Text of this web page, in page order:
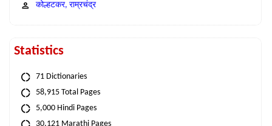
कोल्हटकर, राम्रचंद्र
Statistics
71 Dictionaries
58,915 Total Pages
5,000 Hindi Pages
30,121 Marathi Pages